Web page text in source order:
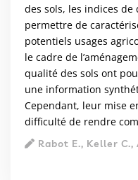
des sols, les indices
permettre de
potentiels usages
le cadre de
qualité des sols ont
une information
Cependant, leur mise
difficulté de rendre
Rabot E., Keller